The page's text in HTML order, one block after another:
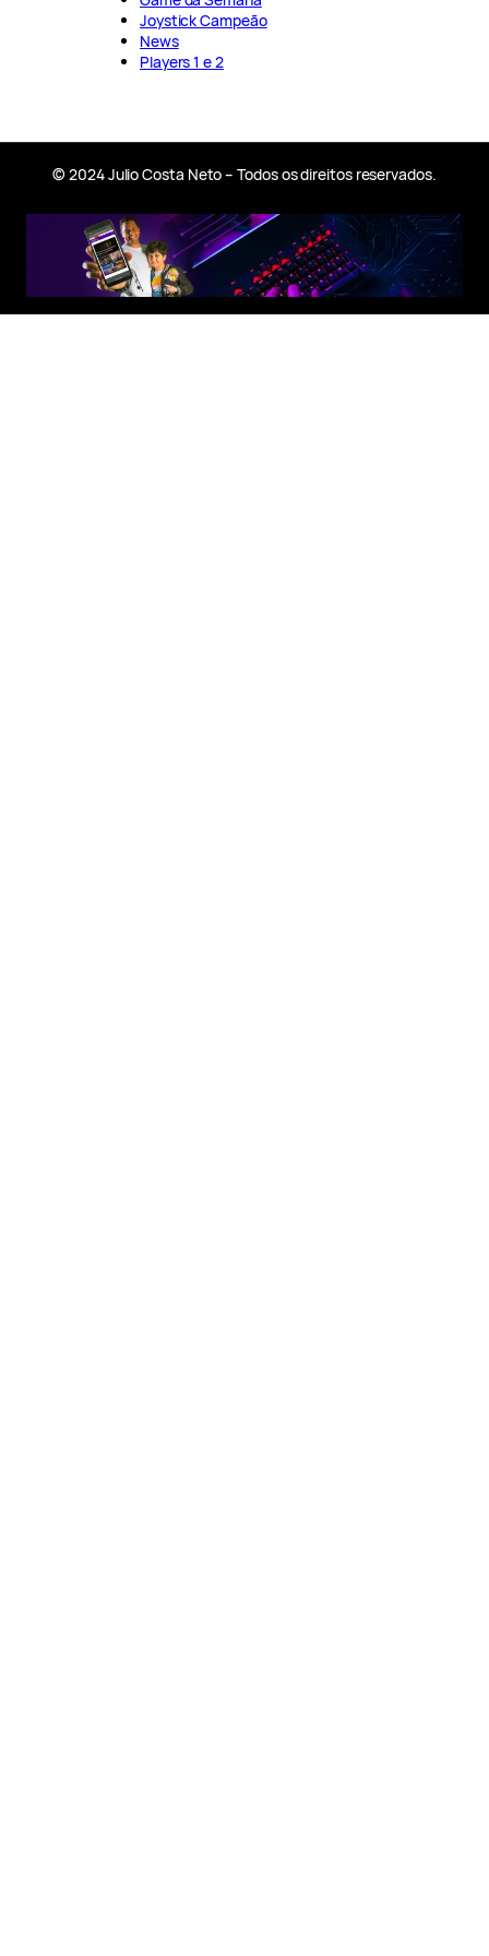
Joystick Campeão
News
Players 1 e 2
© 2024 Julio Costa Neto – Todos os direitos reservados.